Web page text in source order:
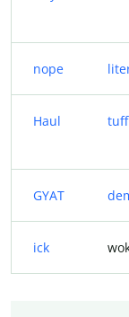
nope
Haul tuff
GYAT
ick